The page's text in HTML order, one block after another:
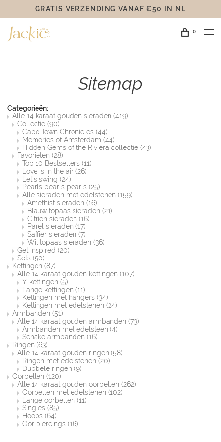
GRATIS VERZENDING VANAF €50 IN NL
0
Sitemap
Categorieën:
Alle 14 karaat gouden sieraden (419)
Collectie (90)
Cape Town Chronicles (44)
Memories of Amsterdam (44)
Hidden Gems of the Rivièra collectie (43)
Favorieten (28)
Top 10 Bestsellers (11)
Love is in the air (26)
Let's swing (24)
Pearls pearls pearls (25)
Alle sieraden met edelstenen (159)
Amethist sieraden (16)
Blauw topaas sieraden (21)
Citrien sieraden (16)
Parel sieraden (17)
Saffier sieraden (7)
Wit topaas sieraden (36)
Get inspired (20)
Sets (50)
Kettingen (87)
Alle 14 karaat gouden kettingen (107)
Y-kettingen (5)
Lange kettingen (11)
Kettingen met hangers (34)
Kettingen met edelstenen (24)
Armbanden (51)
Alle 14 karaat gouden armbanden (73)
Armbanden met edelsteen (4)
Schakelarmbanden (16)
Ringen (63)
Alle 14 karaat gouden ringen (58)
Ringen met edelstenen (20)
Dubbele ringen (9)
Oorbellen (120)
Alle 14 karaat gouden oorbellen (262)
Oorbellen met edelstenen (102)
Lange oorbellen (11)
Singles (85)
Hoops (64)
Oor piercings (16)